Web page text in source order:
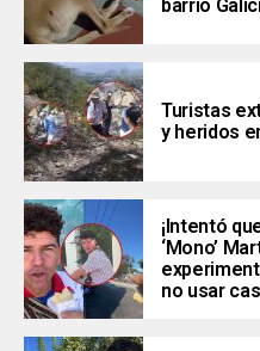
barrio
Turistas
y heridos
¡Intentó
‘Mono’
no usar